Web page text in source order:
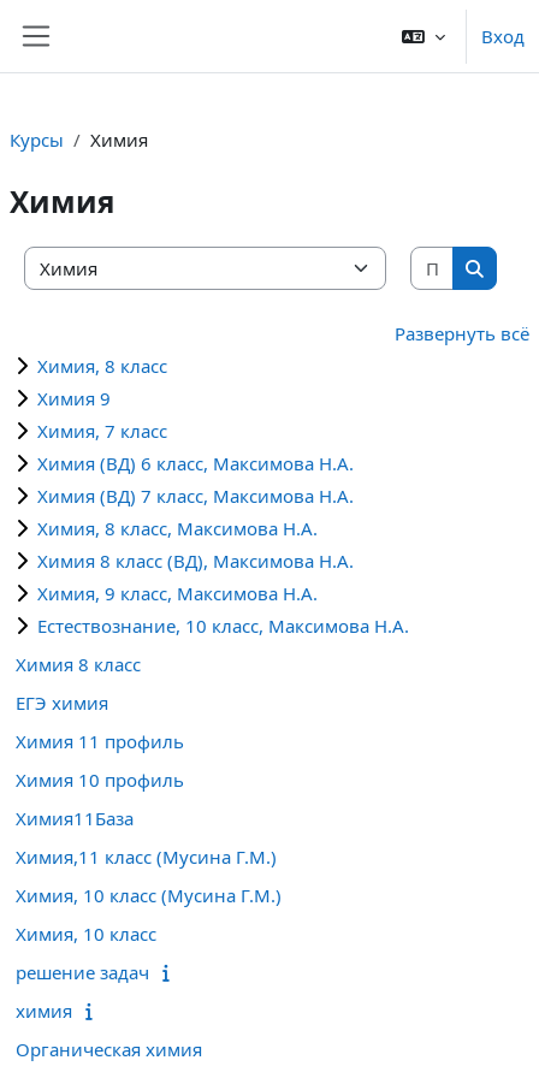
Вход
Курсы Химия
Химия
Категории курсов
Поиск
Поиск
Развернуть всё
Химия, 8 класс
Химия 9
Химия, 7 класс
Химия (ВД) 6 класс, Максимова Н.А.
Химия (ВД) 7 класс, Максимова Н.А.
Химия, 8 класс, Максимова Н.А.
Химия 8 класс (ВД), Максимова Н.А.
Химия, 9 класс, Максимова Н.А.
Естествознание, 10 класс, Максимова Н.А.
Химия 8 класс
ЕГЭ химия
Химия 11 профиль
Химия 10 профиль
Химия11База
Химия,11 класс (Мусина Г.М.)
Химия, 10 класс (Мусина Г.М.)
Химия, 10 класс
решение задач
химия
Органическая химия